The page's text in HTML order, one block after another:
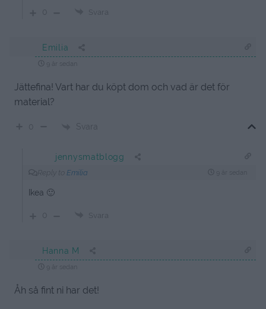
Svara
Emilia
Jättefina! Vart har du köpt dom och vad är det för
material?
Svara
jennysmatblogg
Emilia
Ikea 🙂
Svara
Hanna M
Åh så fint ni har det!